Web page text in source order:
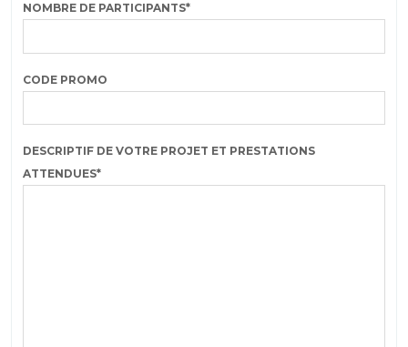
NOMBRE DE PARTICIPANTS*
CODE PROMO
DESCRIPTIF DE VOTRE PROJET ET PRESTATIONS
ATTENDUES*